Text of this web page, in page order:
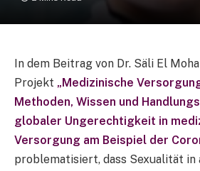
In dem Beitrag von Dr. Säli El
Projekt „Medizinische
Methoden, Wissen und
globaler Ungerechtigkeit in
Versorgung am Beispiel der
problematisiert, dass Sexualität in